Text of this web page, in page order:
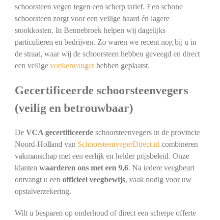
schoorsteen vegen tegen een scherp tarief. Een schone
schoorsteen zorgt voor een veilige haard én lagere
stookkosten. In Bennebroek helpen wij dagelijks
particulieren en bedrijven. Zo waren we recent nog bij u in
de straat, waar wij de schoorsteen hebben geveegd en direct
een veilige vonkenvangerhebben geplaatst.
Gecertificeerde schoorsteenvegers
(veilig en betrouwbaar)
De VCA gecertificeerdeschoorsteenvegers in de provincie
Noord-Holland van SchoorsteenvegerDirect.nl combineren
vakmanschap met een eerlijk en helder prijsbeleid. Onze
klanten waarderen ons met een 9,6. Na iedere veegbeurt
ontvangt u een officieel veegbewijs, vaak nodig voor uw
opstalverzekering.
Wilt u besparen op onderhoud of direct een scherpe offerte